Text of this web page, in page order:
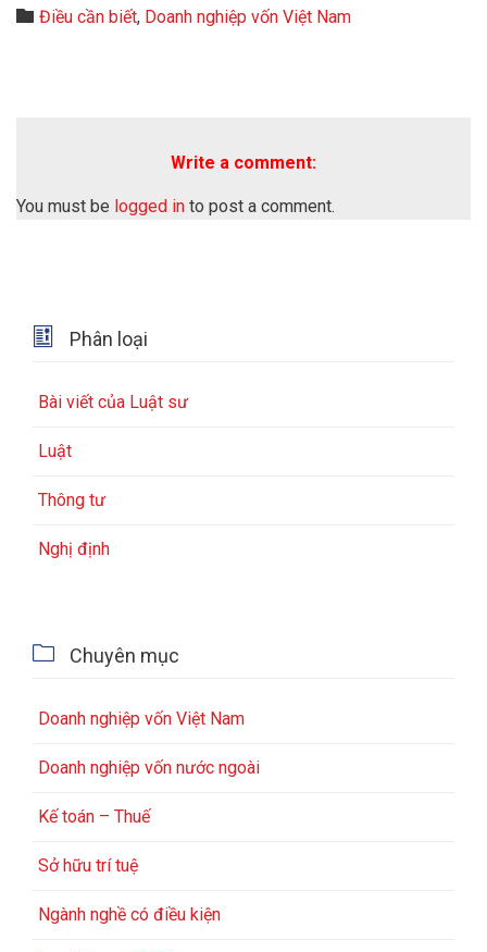
 Category
Điều cần biết, Doanh nghiệp vốn Việt Nam
Write a comment:
You must be logged in to post a comment.
 Phân loại
Bài viết của Luật sư
Luật
Thông tư
Nghị định
 Chuyên mục
Doanh nghiệp vốn Việt Nam
Doanh nghiệp vốn nước ngoài
Kế toán – Thuế
Sở hữu trí tuệ
Ngành nghề có điều kiện